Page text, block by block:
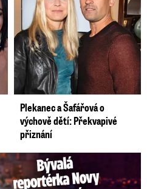
Plekanec a Šafářová o
výchově dětí: Překvapivé
přiznání
Neustálý boj o lásku s ...